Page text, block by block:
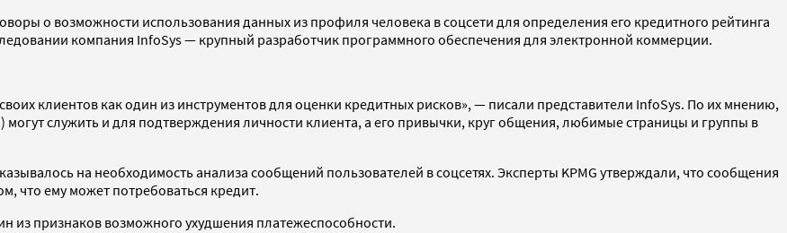
о возможности использования данных из профиля человека в соцсети для определения его кредитного рейтинга
компания InfoSys — крупный разработчик программного обеспечения для электронной коммерции.
клиентов как один из инструментов для оценки кредитных рисков», — писали представители InfoSys. По их мнению,
могут служить и для подтверждения личности клиента, а его привычки, круг общения, любимые страницы и группы в
на необходимость анализа сообщений пользователей в соцсетях. Эксперты KPMG утверждали, что сообщения
что ему может потребоваться кредит.
из признаков возможного ухудшения платежеспособности.